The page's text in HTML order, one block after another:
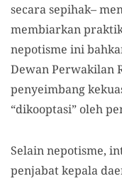
secara sepihak–
membiarkan
nepotisme ini
Dewan Perwakilan
penyeimbang
“dikooptasi” oleh
Selain nepotisme,
penjabat kepala